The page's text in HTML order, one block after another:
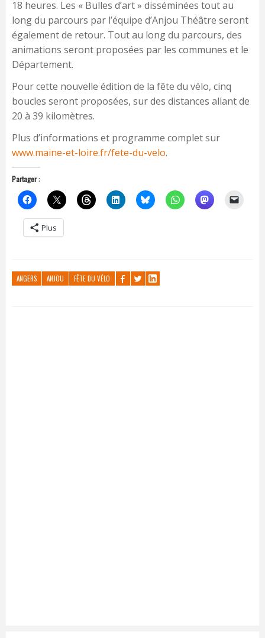
18 heures. Les « Bulles d’art » disséminées tout au
long du parcours par l’équipe d’Anjou Théâtre seront
également de retour. Tout au long du parcours, des
animations seront proposées par les communes et le
Département.
Pour cette nouvelle édition de la fête du vélo, cinq
boucles seront proposées, sur des distances allant de
20 à 39 kilomètres.
Plus d’informations et programme complet sur
www.maine-et-loire.fr/fete-du-velo.
Partager :
Plus
ANGERS ANJOU FÊTE DU VÉLO